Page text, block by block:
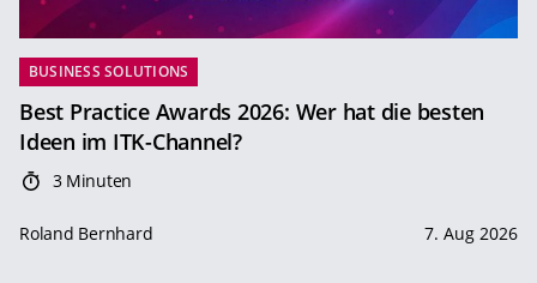
BUSINESS SOLUTIONS
Best Practice Awards 2026: Wer hat die besten
Ideen im ITK-Channel?
3 Minuten
Roland Bernhard 7. Aug 2026